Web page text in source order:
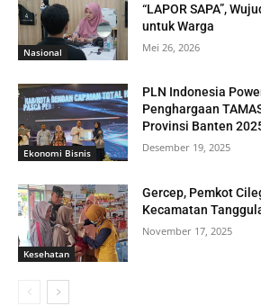
Nasional
“LAPOR SAPA”,
untuk Warga
Mei 26, 2026
Ekonomi Bisnis
PLN Indonesia
Penghargaan
Provinsi Banten
Desember 19, 2025
Kesehatan
Gercep, Pemkot
Kecamatan
November 17, 2025